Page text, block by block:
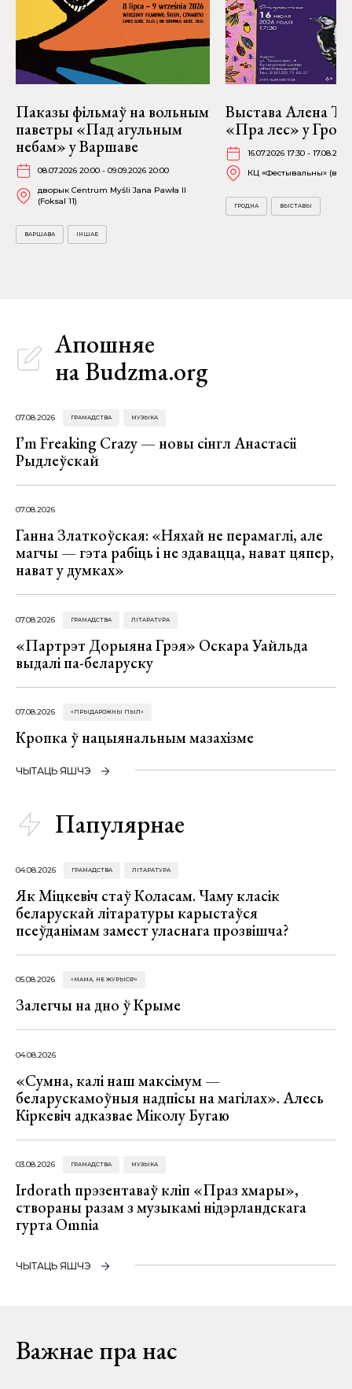
Паказы фільмаў на вольным
паветры «Пад агульным
небам» у Варшаве
08.07.2026 20:00 - 09.09.2026 20:00
дворык Centrum Myśli Jana Pawła II
(Foksal 11)
ВАРШАВА ІНШАЕ
Выстава Алена
«Пра лес» у
16.07.2026 17:30 - 17.08.2026
КЦ «Фестывальны» (вул.
ГРОДНА ВЫСТАВЫ
Апошняе
на Budzma.org
07.08.2026 ГРАМАДСТВА МУЗЫКА
I’m Freaking Crazy — новы сінгл Анастасіі
Рыдлеўскай
07.08.2026
Ганна Златкоўская: «Няхай не перамаглі, але
магчы — гэта рабіць і не здавацца, нават цяпер,
нават у думках»
07.08.2026 ГРАМАДСТВА ЛІТАРАТУРА
«Партрэт Дорыяна Грэя» Оскара Уайльда
выдалі па-беларуску
07.08.2026 «ПРЫДАРОЖНЫ ПЫЛ»
Кропка ў нацыянальным мазахізме
ЧЫТАЦЬ ЯШЧЭ
Папулярнае
04.08.2026 ГРАМАДСТВА ЛІТАРАТУРА
Як Міцкевіч стаў Коласам. Чаму класік
беларускай літаратуры карыстаўся
псеўданімам замест уласнага прозвішча?
05.08.2026 «МАМА, НЕ ЖУРЫСЯ!»
Залегчы на дно ў Крыме
04.08.2026
«Сумна, калі наш максімум —
беларускамоўныя надпісы на магілах». Алесь
Кіркевіч адказвае Міколу Бугаю
03.08.2026 ГРАМАДСТВА МУЗЫКА
Irdorath прэзентаваў кліп «Праз хмары»,
створаны разам з музыкамі нідэрландскага
гурта Omnia
ЧЫТАЦЬ ЯШЧЭ
Важнае пра нас